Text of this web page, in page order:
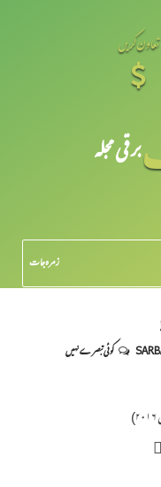
تعاون کریں
برقی مجلہ
زمرہ جات
کوئی تبصرے نہیں